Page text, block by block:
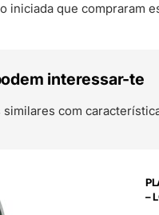
iniciada que compraram
interessar-te
com
–